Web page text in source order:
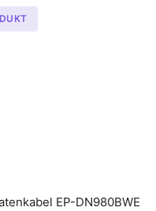
EP-DN980BWE